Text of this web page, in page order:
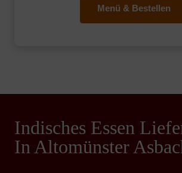
Menü & Bestellen
Indisches Essen
In Altomünster